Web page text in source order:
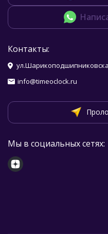
Контакты:
info@timeoclock.ru
Мы в социальных сетях: